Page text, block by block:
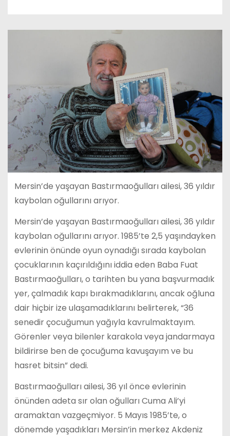
Mersin’de yaşayan Bastırmaoğulları ailesi, 36 yıldır
kaybolan oğullarını arıyor.
Mersin’de yaşayan Bastırmaoğulları ailesi, 36 yıldır
kaybolan oğullarını arıyor. 1985’te 2,5 yaşındayken
evlerinin önünde oyun oynadığı sırada kaybolan
çocuklarının kaçırıldığını iddia eden Baba Fuat
Bastırmaoğulları, o tarihten bu yana başvurmadık
yer, çalmadık kapı bırakmadıklarını, ancak oğluna
dair hiçbir ize ulaşamadıklarını belirterek, “36
senedir çocuğumun yağıyla kavrulmaktayım.
Görenler veya bilenler karakola veya jandarmaya
bildirirse ben de çocuğuma kavuşayım ve bu
hasret bitsin” dedi.
Bastırmaoğulları ailesi, 36 yıl önce evlerinin
önünden adeta sır olan oğulları Cuma Ali’yi
aramaktan vazgeçmiyor. 5 Mayıs 1985’te, o
dönemde yaşadıkları Mersin’in merkez Akdeniz